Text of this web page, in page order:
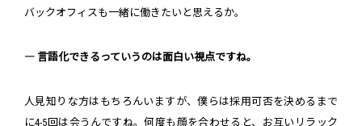
バックオフィスも一緒に働きたいと思えるか。
― 言語化できるっていうのは面白い視点ですね。
人見知りな方はもちろんいますが、僕らは採用可否を決めるまで
に4-5回は会うんですね。何度も顔を合わせると、お互いリラック